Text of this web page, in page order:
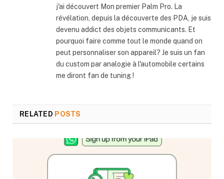
j'ai découvert Mon premier Palm Pro. La
révélation, depuis la découverte des PDA, je suis
devenu addict des objets communicants. Et
pourquoi faire comme tout le monde quand on
peut personnaliser son appareil? Je suis un fan
du custom par analogie à l'automobile certains
me diront fan de tuning !
RELATED POSTS